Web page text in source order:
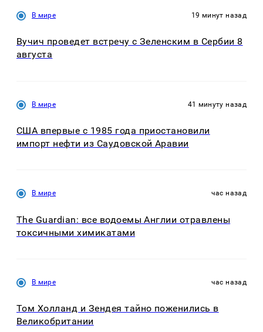
В мире 19 минут назад
Вучич проведет встречу с Зеленским в Сербии 8
августа
В мире 41 минуту назад
США впервые с 1985 года приостановили
импорт нефти из Саудовской Аравии
В мире час назад
The Guardian: все водоемы Англии отравлены
токсичными химикатами
В мире час назад
Том Холланд и Зендея тайно поженились в
Великобритании